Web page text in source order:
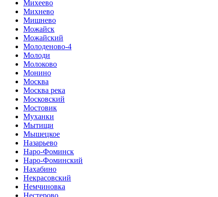
Михеево
Михнево
Мишнево
Можайск
Можайский
Молоденово-4
Молоди
Молоково
Монино
Москва
Москва река
Московский
Мостовик
Муханки
Мытищи
Мышецкое
Назарьево
Наро-Фоминск
Наро-Фоминский
Нахабино
Некрасовский
Немчиновка